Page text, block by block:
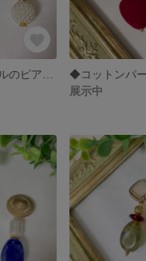
展示中